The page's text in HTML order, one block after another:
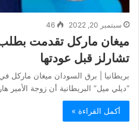
سبتمبر 20, 2022 46
ميغان ماركل تقدمت
تشارلز قبل عودتها
بريطانيا | برق السودان ميغان ماركل
“ديلي ميل” البريطانية أن زوجة الأمير
أكمل القراءة »